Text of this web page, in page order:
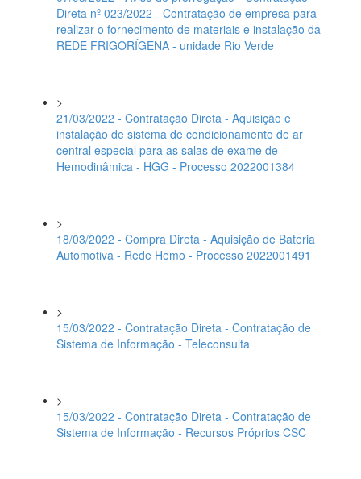
Direta nº 023/2022 - Contratação de empresa para
realizar o fornecimento de materiais e instalação da
REDE FRIGORÍGENA - unidade Rio Verde
>
21/03/2022 - Contratação Direta - Aquisição e
instalação de sistema de condicionamento de ar
central especial para as salas de exame de
Hemodinâmica - HGG - Processo 2022001384
>
18/03/2022 - Compra Direta - Aquisição de Bateria
Automotiva - Rede Hemo - Processo 2022001491
>
15/03/2022 - Contratação Direta - Contratação de
Sistema de Informação - Teleconsulta
>
15/03/2022 - Contratação Direta - Contratação de
Sistema de Informação - Recursos Próprios CSC